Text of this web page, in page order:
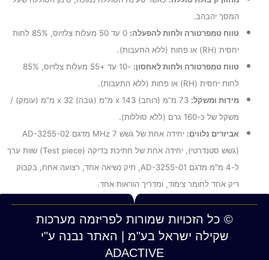
המסך יהבהב.
טווח טמפרטורה ולחות להפעלה:
0 עד 50 מעלות צלזיוס, 85% לחות
יחסית (RH) או פחות (ללא התעבות).
טווח טמפרטורה ולחות לאחסון:
-10 עד +55 מעלות צלזיוס, 85%
לחות יחסית (RH) או פחות (ללא התעבות).
מידות ומשקל:
73 מ"מ (רוחב) x 143 מ"מ (גובה) x 32 מ"מ (עומק) /
משקל של כ-160 גרם (ללא סוללות).
אביזרים נלווים:
יחידה אחת של גשש 7 MHz מדגם AD-3255-02
(גשש סטנדרטי), יחידה אחת של חתיכת בדיקה (Test piece) שוות ערך
ל-4 מ"מ מדגם AD-3255-01, תיק נשיאה אחד, רצועה אחת, בקבוק
ריק אחד לחומר צימוד, ומדריך הוראות אחד.
© כל הזכויות שמורות לפריזמה מערכות
שקילה ישראל בע"מ | האתר נבנה ע"י
ADACTIVE